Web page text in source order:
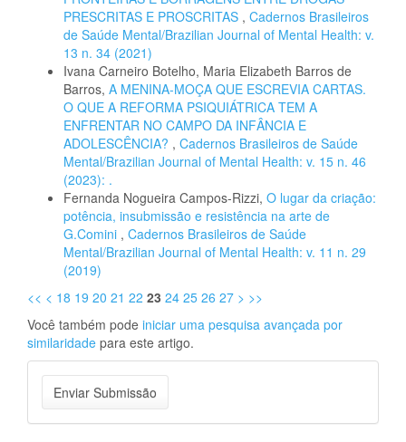
PRESCRITAS E PROSCRITAS , Cadernos Brasileiros
de Saúde Mental/Brazilian Journal of Mental Health: v.
13 n. 34 (2021)
Ivana Carneiro Botelho, Maria Elizabeth Barros de
Barros, A MENINA-MOÇA QUE ESCREVIA CARTAS.
O QUE A REFORMA PSIQUIÁTRICA TEM A
ENFRENTAR NO CAMPO DA INFÂNCIA E
ADOLESCÊNCIA? , Cadernos Brasileiros de Saúde
Mental/Brazilian Journal of Mental Health: v. 15 n. 46
(2023): .
Fernanda Nogueira Campos-Rizzi, O lugar da criação:
potência, insubmissão e resistência na arte de
G.Comini , Cadernos Brasileiros de Saúde
Mental/Brazilian Journal of Mental Health: v. 11 n. 29
(2019)
<< < 18 19 20 21 22 23 24 25 26 27 > >>
Você também pode iniciar uma pesquisa avançada por
similaridade para este artigo.
Enviar
Submissão
Enviar Submissão